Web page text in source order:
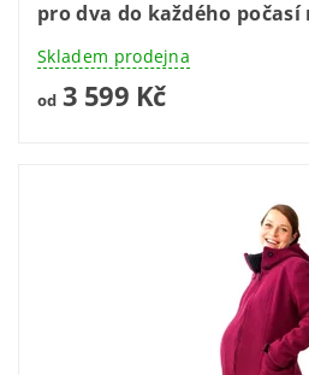
pro dva do každého
Skladem prodejna
od3 599 Kč